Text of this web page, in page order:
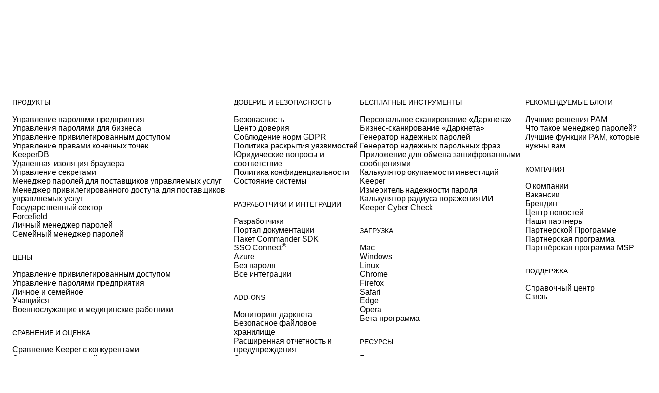
ПРОДУКТЫ
Управление паролями предприятия
Управления паролями для бизнеса
Управление привилегированным доступом
Управление правами конечных точек
KeeperDB
Удаленная изоляция браузера
Управление секретами
Менеджер паролей для поставщиков управляемых услуг
Менеджер привилегированного доступа для поставщиков
управляемых услуг
Государственный сектор
Forcefield
Личный менеджер паролей
Семейный менеджер паролей
ЦЕНЫ
Управление привилегированным доступом
Управление паролями предприятия
Личное и семейное
Учащийся
Военнослужащие и медицинские работники
СРАВНЕНИЕ И ОЦЕНКА
Сравнение Keeper с конкурентами
Отзывы пользователей
ДОВЕРИЕ И БЕЗОПАСНОСТЬ
Безопасность
Центр доверия
Соблюдение норм GDPR
Политика раскрытия уязвимостей
Юридические вопросы и
соответствие
Политика конфиденциальности
Состояние системы
РАЗРАБОТЧИКИ И ИНТЕГРАЦИИ
Разработчики
Портал документации
Пакет Commander SDK
SSO Connect®
Azure
Без пароля
Все интеграции
ADD-ONS
Мониторинг даркнета
Безопасное файловое
хранилище
Расширенная отчетность и
предупреждения
Отчетность о соответствии
БЕСПЛАТНЫЕ ИНСТРУМЕНТЫ
Персональное сканирование «Даркнета»
Бизнес-сканирование «Даркнета»
Генератор надежных паролей
Генератор надежных парольных фраз
Приложение для обмена зашифрованными
сообщениями
Калькулятор окупаемости инвестиций
Keeper
Измеритель надежности пароля
Калькулятор радиуса поражения ИИ
Keeper Cyber Check
ЗАГРУЗКА
Mac
Windows
Linux
Chrome
Firefox
Safari
Edge
Opera
Бета-программа
РЕСУРСЫ
Блог
РЕКОМЕНДУЕМЫЕ БЛОГИ
Лучшие решения PAM
Что такое менеджер паролей?
Лучшие функции PAM, которые
нужны вам
КОМПАНИЯ
О компании
Вакансии
Брендинг
Центр новостей
Наши партнеры
Партнерской Программе
Партнерская программа
Партнёрская программа MSP
ПОДДЕРЖКА
Справочный центр
Связь